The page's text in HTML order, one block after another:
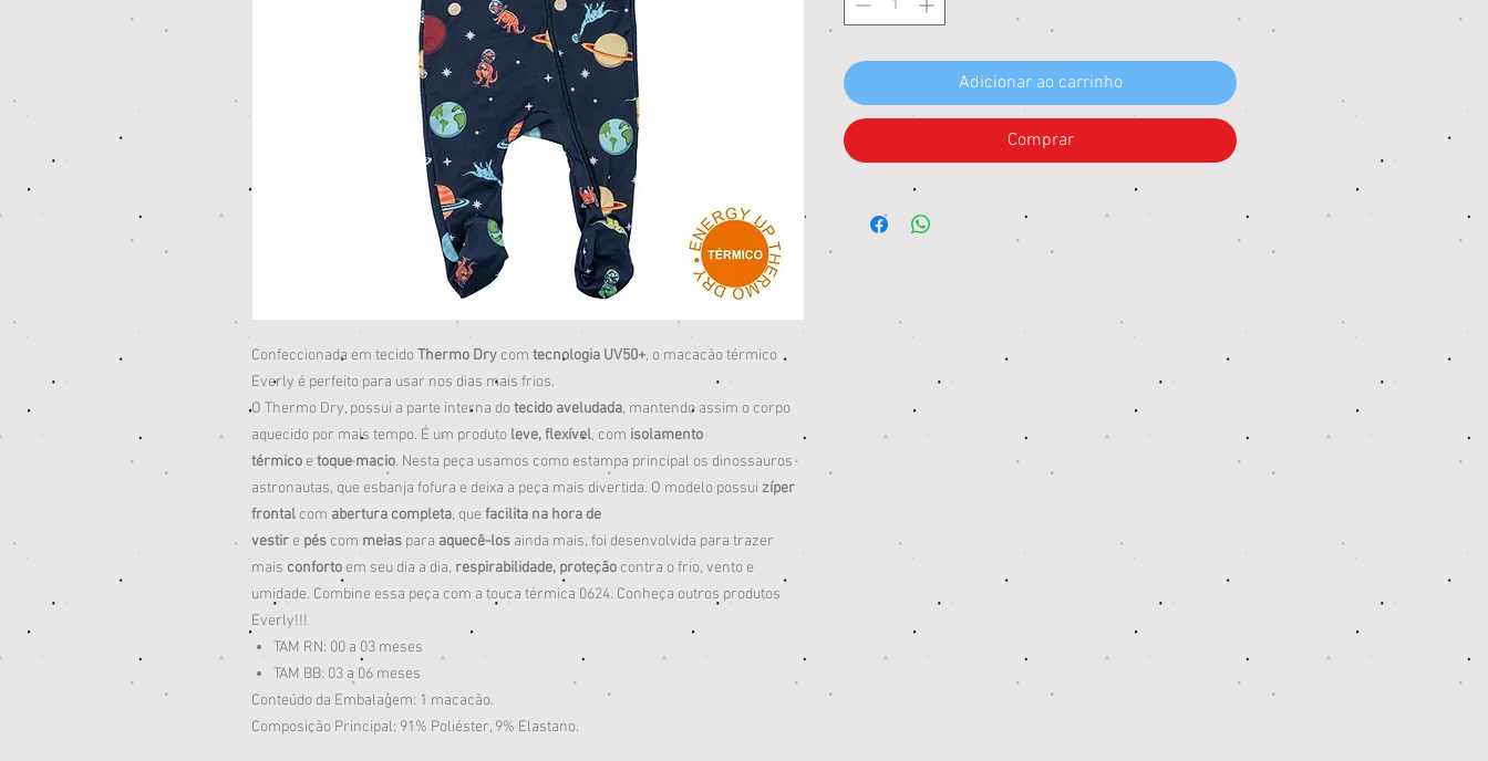
Confeccionada em tecidoThermo Dry com tecnologia UV50+, o macacão térmico
Everly é perfeito para usar nos dias mais frios.
O Thermo Dry, possui a parte interna dotecido aveludada, mantendo assim o corpo
aquecido por mais tempo. É um produto leve, flexível, com isolamento
térmico e toque macio. Nesta peça usamos como estampa principal os dinossauros
astronautas, que esbanja fofura e deixa a peça mais divertida. O modelo possui zíper
frontal com abertura completa, que facilita na hora de
vestir e pés com meias para aquecê-los ainda mais, foi desenvolvida para trazer
mais conforto em seu dia a dia, respirabilidade, proteção contra o frio, vento e
umidade. Combine essa peça com a touca térmica 0624. Conheça outros produtos
Everly!!!
TAM RN: 00 a 03 meses
TAM BB: 03 a 06 meses
Conteúdo da Embalagem: 1 macacão.
Composição Principal: 91% Poliéster, 9% Elastano.
Adicionar ao carrinho
Comprar